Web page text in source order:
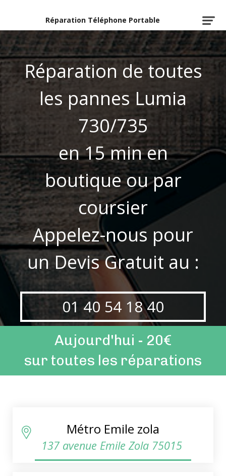
Réparation Téléphone Portable
Réparation de toutes
les pannes Lumia
730/735
en 15 min en
boutique ou par
coursier
Appelez-nous pour
un Devis Gratuit au :
01 40 54 18 40
Aujourd'hui - 20€
sur toutes les réparations
Métro Emile zola
137 avenue Emile Zola 75015